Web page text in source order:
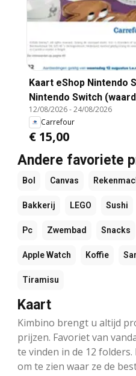
Kaart eShop Nintendo
Nintendo Switch
12/08/2026-24/08/2026
Carrefour
€ 15,00
Andere favoriete
Bol Canvas
Bakkerij LEGO Sushi
Pc Zwembad Snacks
Apple Watch Koffie
Tiramisu
Kaart
Kimbino brengt u altijd
prijzen. Favoriet van
te vinden in de 12
om te zien waar ze de